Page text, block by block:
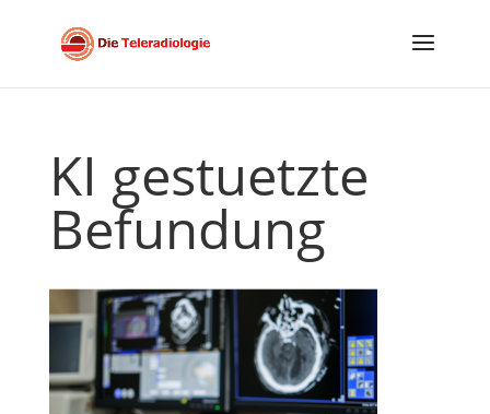
KI gestuetzte
Befundung